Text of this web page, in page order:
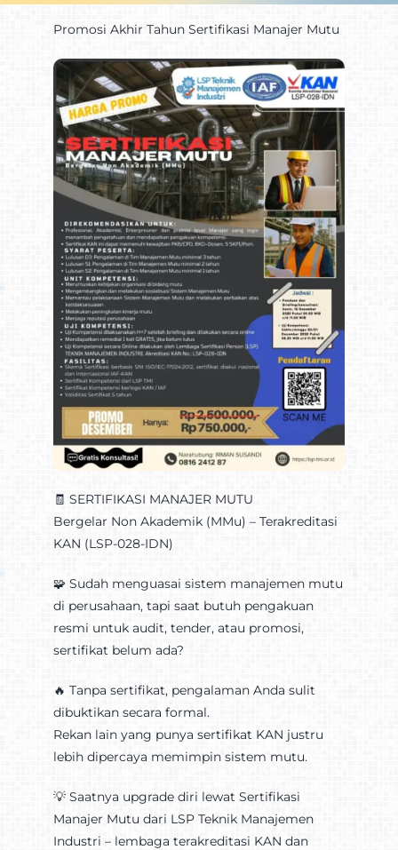
Kontak
Promosi Akhir Tahun Sertifikasi Manajer Mutu
🧾 SERTIFIKASI MANAJER MUTU
Bergelar Non Akademik (MMu) – Terakreditasi
KAN (LSP-028-IDN)
🧩 Sudah menguasai sistem manajemen mutu
di perusahaan, tapi saat butuh pengakuan
resmi untuk audit, tender, atau promosi,
sertifikat belum ada?
🔥 Tanpa sertifikat, pengalaman Anda sulit
dibuktikan secara formal.
Rekan lain yang punya sertifikat KAN justru
lebih dipercaya memimpin sistem mutu.
💡 Saatnya upgrade diri lewat Sertifikasi
Manajer Mutu dari LSP Teknik Manajemen
Industri – lembaga terakreditasi KAN dan